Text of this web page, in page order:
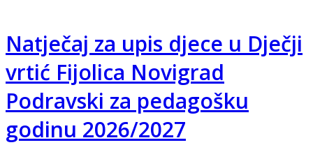
Natječaj za upis djece u Dječji
vrtić Fijolica Novigrad
Podravski za pedagošku
godinu 2026/2027